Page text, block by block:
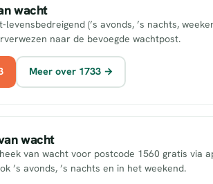
wacht
levensbedreigend (’s avonds, ’s nachts,
naar de bevoegde wachtpost.
Meer over 1733 →
wacht
van wacht voor postcode 1560 gratis via
’s avonds, ’s nachts en in het weekend.